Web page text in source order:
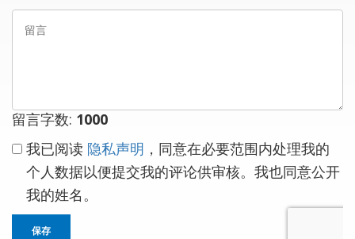
留言字数: 1000
我已阅读 隐私声明 ，同意在必要范围内处理我的
个人数据以便提交我的评论供审核。我也同意公开
我的姓名。
保存